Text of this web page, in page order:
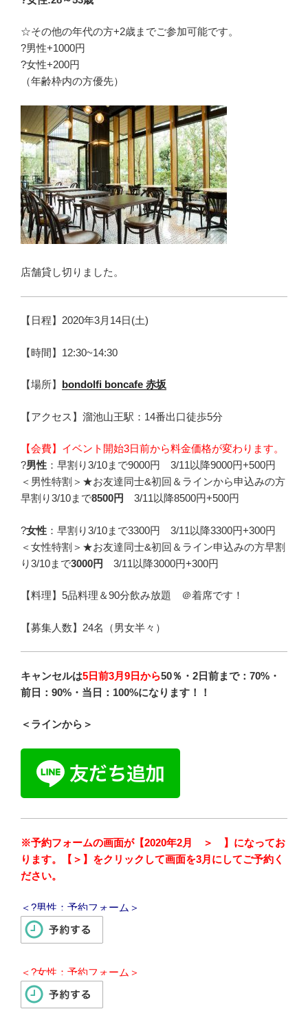
☆その他の年代の方+2歳までご参加可能です。
?男性+1000円
?女性+200円
（年齢枠内の方優先）
店舗貸し切りました。
【日程】2020年3月14日(土)
【時間】12:30~14:30
【場所】 bondolfi boncafe 赤坂
【アクセス】溜池山王駅：14番出口徒歩5分
【会費】イベント開始3日前から料金価格が変わります。
?男性 ：早割り3/10まで9000円 3/11以降9000円+500円
＜男性特割＞★お友達同士&初回＆ラインから申込みの方
早割り3/10まで8500円 3/11以降8500円+500円
?女性 ：早割り3/10まで3300円 3/11以降3300円+300円
＜女性特割＞★お友達同士&初回＆ライン申込みの方早割
り3/10まで3000円 3/11以降3000円+300円
【料理】5品料理＆90分飲み放題 ＠着席です！
【募集人数】24名（男女半々）
キャンセルは5日前3月9日から50％・2日前まで：70%・
前日：90%・当日：100%になります！！
＜ラインから＞
※予約フォームの画面が【2020年2月 ＞ 】になってお
ります。【＞】をクリックして画面を3月にしてご予約く
ださい。
＜?男性：予約フォーム＞
＜?女性：予約フォーム＞